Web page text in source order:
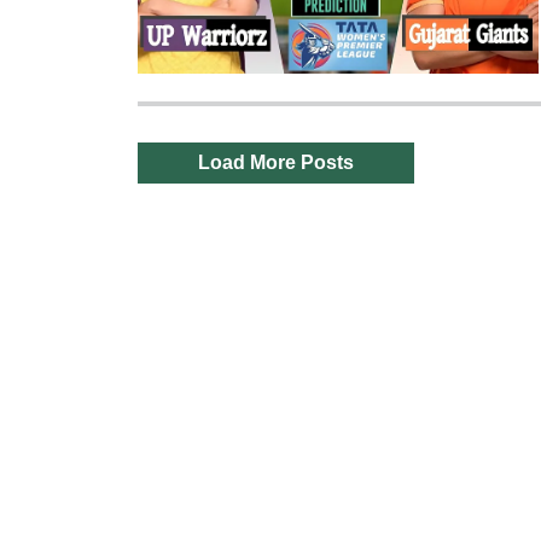
Load More Posts